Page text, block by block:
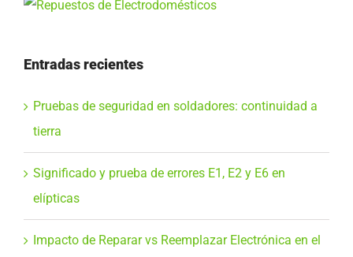
Entradas recientes
Pruebas de seguridad en soldadores: continuidad a
tierra
Significado y prueba de errores E1, E2 y E6 en
elípticas
Impacto de Reparar vs Reemplazar Electrónica en el